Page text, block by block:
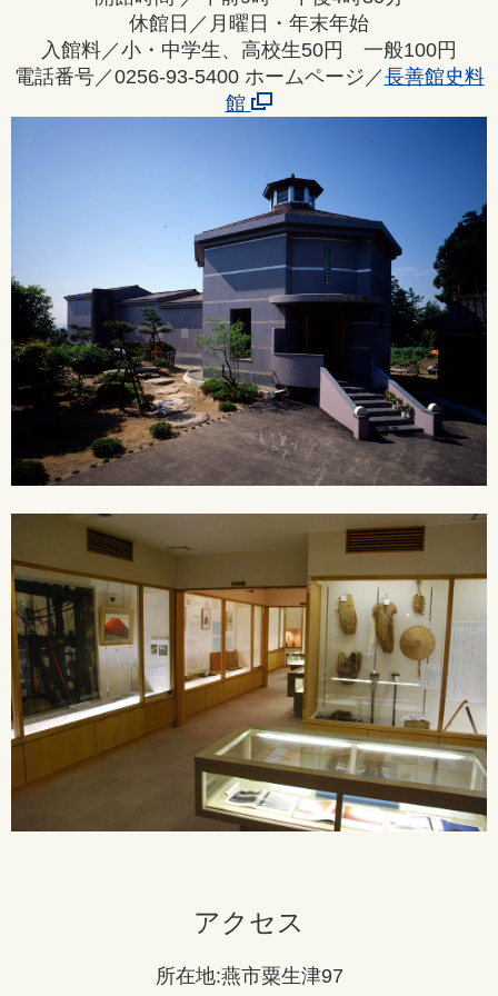
休館日／月曜日・年末年始
入館料／小・中学生、高校生50円 一般100円
電話番号／0256-93-5400ホームページ／長善館史料
館
アクセス
所在地:燕市粟生津97